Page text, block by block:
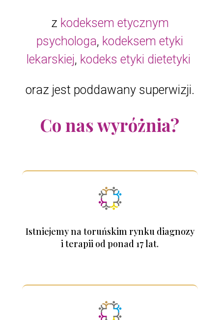
z kodeksem etycznym
psychologa, kodeksem etyki
lekarskiej, kodeks etyki dietetyki
oraz jest poddawany superwizji.
Co nas wyróżnia?
Istniejemy na toruńskim rynku diagnozy
i terapii od ponad 17 lat.